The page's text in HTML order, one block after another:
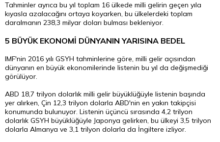
Tahminler ayrıca bu yıl toplam 16 ülkede milli gelirin geçen yıla
kıyasla azalacağını ortaya koyarken, bu ülkelerdeki toplam
daralmanın 238,3 milyar doları bulması bekleniyor.
5 BÜYÜK EKONOMİ DÜNYANIN YARISINA BEDEL
IMF'nin 2016 yılı GSYH tahminlerine göre, milli gelir açısından
dünyanın en büyük ekonomilerinde listenin bu yıl da değişmediği
görülüyor.
ABD 18,7 trilyon dolarlık milli gelir büyüklüğüyle listenin başında
yer alırken, Çin 12,3 trilyon dolarla ABD'nin en yakın takipçisi
konumunda bulunuyor. Listenin üçüncü sırasında 4,2 trilyon
dolarlık GSYH büyüklüğüyle Japonya gelirken, bu ülkeyi 3,5 trilyon
dolarla Almanya ve 3,1 trilyon dolarla da İngiltere izliyor.